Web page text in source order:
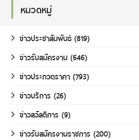
หมวดหมู่
ข่าวประชาสัมพันธ์ (819)
ข่าวรับสมัครงาน (646)
ข่าวประกวดราคา (793)
ข่าวบริการ (26)
ข่าวสวัสดิการ (9)
ข่าวรับสมัครงานราชการ (200)